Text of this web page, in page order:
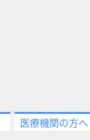
医療機関の方へ